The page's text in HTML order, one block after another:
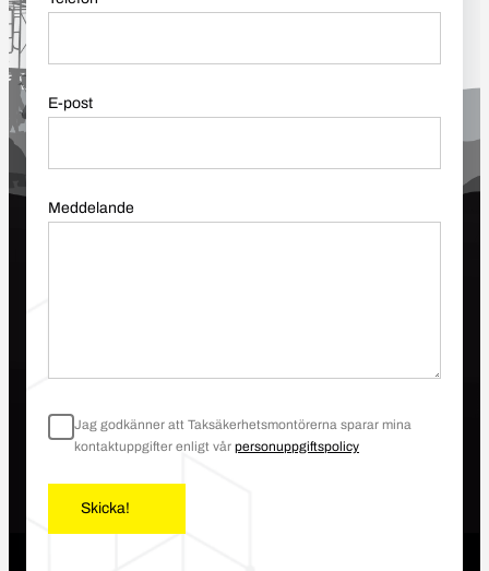
E-post
Meddelande
Jag godkänner att Taksäkerhetsmontörerna sparar mina
kontaktuppgifter enligt vår personuppgiftspolicy